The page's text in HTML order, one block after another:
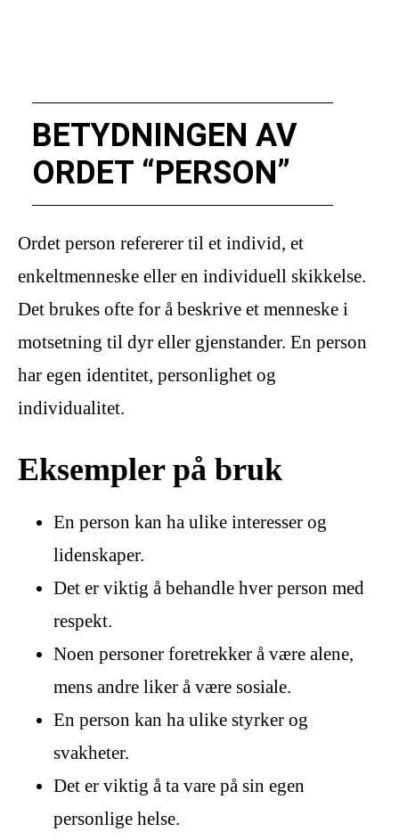
BETYDNINGEN AV
ORDET “PERSON”
Ordet person refererer til et individ, et
enkeltmenneske eller en individuell skikkelse.
Det brukes ofte for å beskrive et menneske i
motsetning til dyr eller gjenstander. En person
har egen identitet, personlighet og
individualitet.
Eksempler på bruk
En person kan ha ulike interesser og
lidenskaper.
Det er viktig å behandle hver person med
respekt.
Noen personer foretrekker å være alene,
mens andre liker å være sosiale.
En person kan ha ulike styrker og
svakheter.
Det er viktig å ta vare på sin egen
personlige helse.